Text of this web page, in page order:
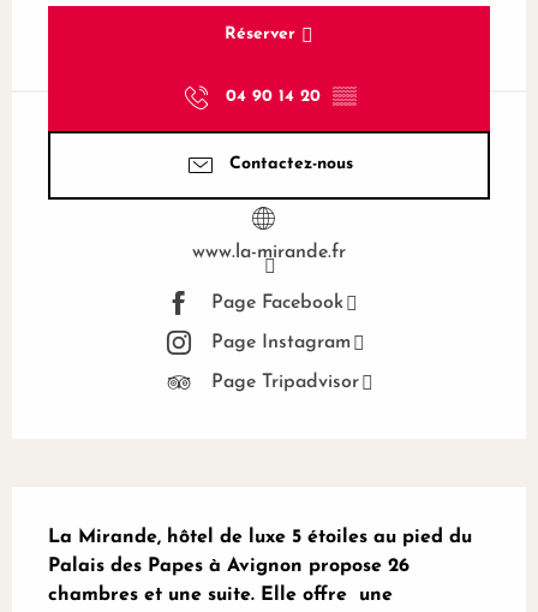
Réserver
04 90 14 20 ▒▒
Contactez-nous
www.la-mirande.fr
Page Facebook
Page Instagram
Page Tripadvisor
La Mirande, hôtel de luxe 5 étoiles au pied du
Palais des Papes à Avignon propose 26
chambres et une suite. Elle offre  une